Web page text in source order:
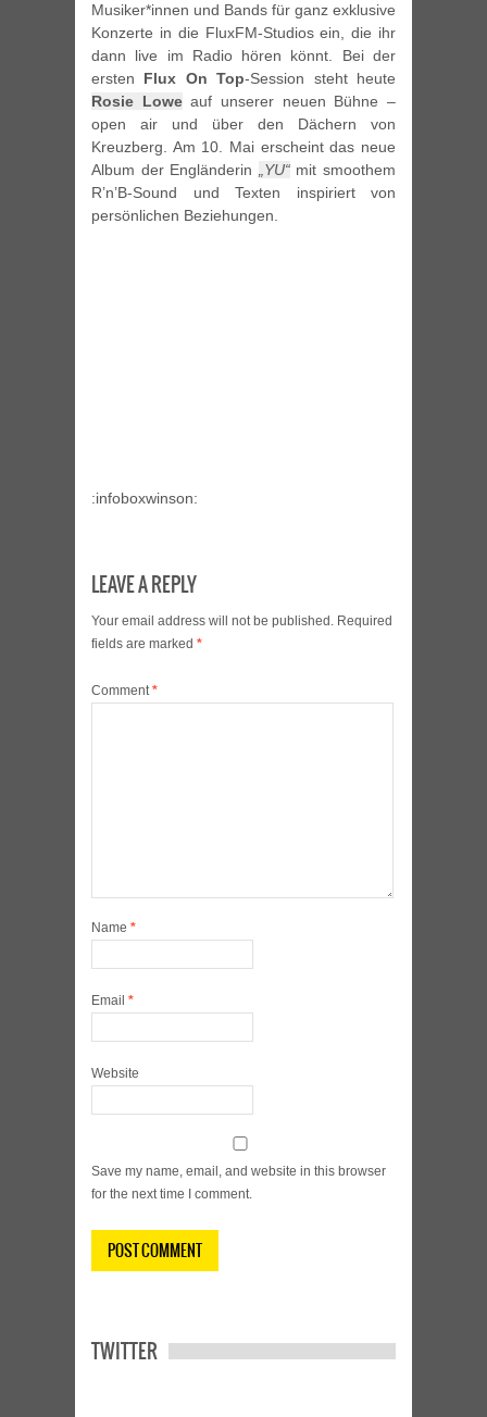
Musiker*innen und Bands für ganz exklusive
Konzerte in die FluxFM-Studios ein, die ihr
dann live im Radio hören könnt. Bei der
ersten Flux On Top-Session steht heute
Rosie Loweauf unserer neuen Bühne –
open air und über den Dächern von
Kreuzberg. Am 10. Mai erscheint das neue
Album der Engländerin
„YU“mit smoothem
R’n’B-Sound und Texten inspiriert von
persönlichen Beziehungen.
:infoboxwinson:
LEAVE A REPLY
Your email address will not be published. Required
fields are marked *
Comment *
Name *
Email *
Website
Save my name, email, and website in this browser
for the next time I comment.
TWITTER